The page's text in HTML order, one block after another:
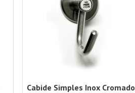
Cabide Simples Inox Cromado